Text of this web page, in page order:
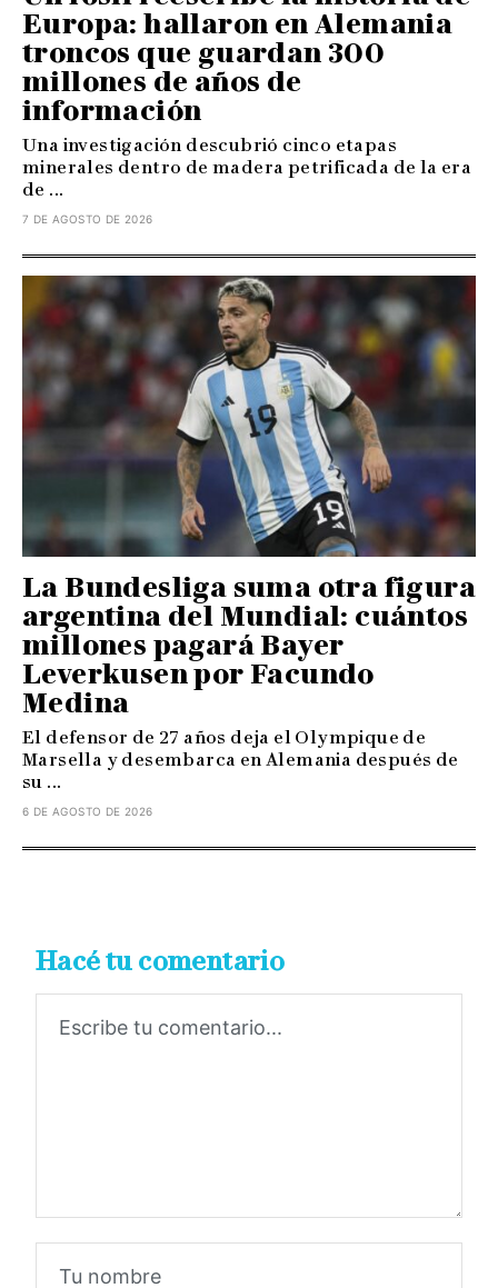
Europa: hallaron en Alemania
troncos que guardan 300
millones de años de
información
Una investigación descubrió cinco etapas
minerales dentro de madera petrificada de la era
de ...
7 DE AGOSTO DE 2026
La Bundesliga suma otra figura
argentina del Mundial: cuántos
millones pagará Bayer
Leverkusen por Facundo
Medina
El defensor de 27 años deja el Olympique de
Marsella y desembarca en Alemania después de
su ...
6 DE AGOSTO DE 2026
Hacé tu comentario